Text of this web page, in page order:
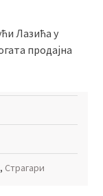
Лазића у
продајна
, Страгари